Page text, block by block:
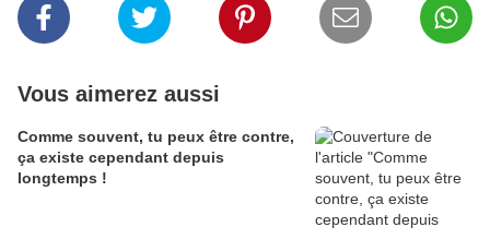
Vous aimerez aussi
Comme souvent, tu peux être contre,
ça existe cependant depuis
longtemps !